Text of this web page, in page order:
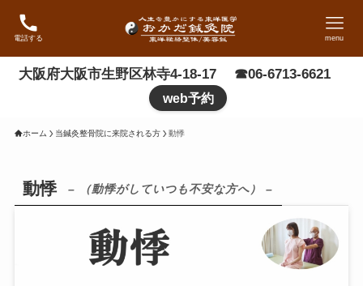
電話する menu
大阪府大阪市生野区林寺4-18-17 ☎06-6713-6621
web予約
ホーム 当鍼灸整骨院に来院される方 動悸
動悸 – （動悸がしていつも不安な方へ） –